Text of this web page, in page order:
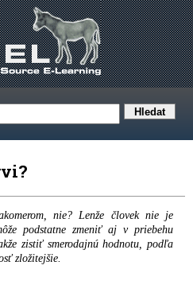
nie? Lenže človek nie je
podstatne zmeniť aj v priebehu
zistiť smerodajnú hodnotu, podľa
zložitejšie.